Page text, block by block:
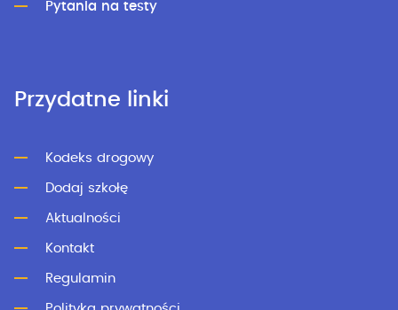
Pytania na testy
Przydatne linki
Kodeks drogowy
Dodaj szkołę
Aktualności
Kontakt
Regulamin